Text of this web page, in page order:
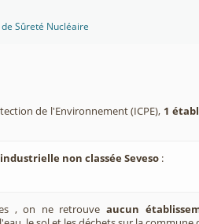
Sûreté Nucléaire
de l'Environnement (ICPE), 1
non classée Seveso :
, on ne retrouveaucun